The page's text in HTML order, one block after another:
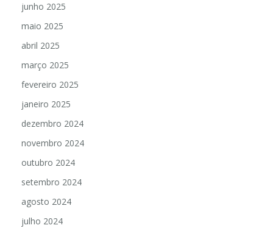
junho 2025
maio 2025
abril 2025
março 2025
fevereiro 2025
janeiro 2025
dezembro 2024
novembro 2024
outubro 2024
setembro 2024
agosto 2024
julho 2024